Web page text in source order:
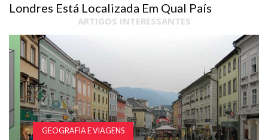
Londres Está Localizada Em Qual País
ARTIGOS INTERESSANTES
GEOGRAFIA E VIAGENS